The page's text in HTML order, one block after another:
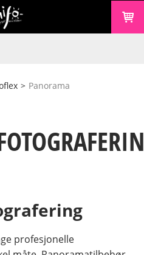
> Panorama
profesjonelle